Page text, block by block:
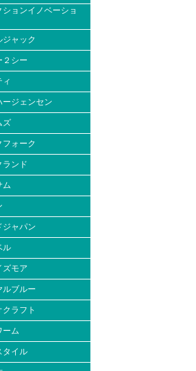
ションイノベーショ
ジャック
２シー
ィ
ージェンセン
ズ
フォーク
ランド
ム
ジャパン
ル
ズモア
ルブルー
クラフト
ーム
タイル